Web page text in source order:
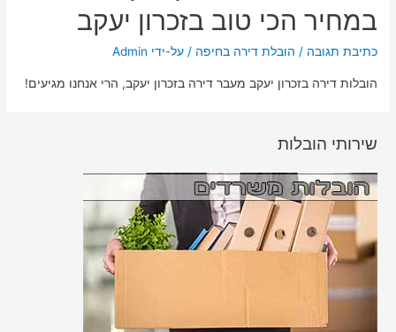
במחיר הכי טוב בזכרון יעקב
כתיבת תגובה / הובלת דירה בחיפה / על-ידי Admin
הובלות דירה בזכרון יעקב מעבר דירה בזכרון יעקב, הרי אנחנו מגיעים!
שירותי הובלות